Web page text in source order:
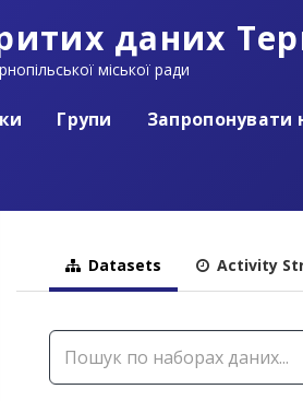
даних
міської ради
Групи Запропонувати
Datasets Activity